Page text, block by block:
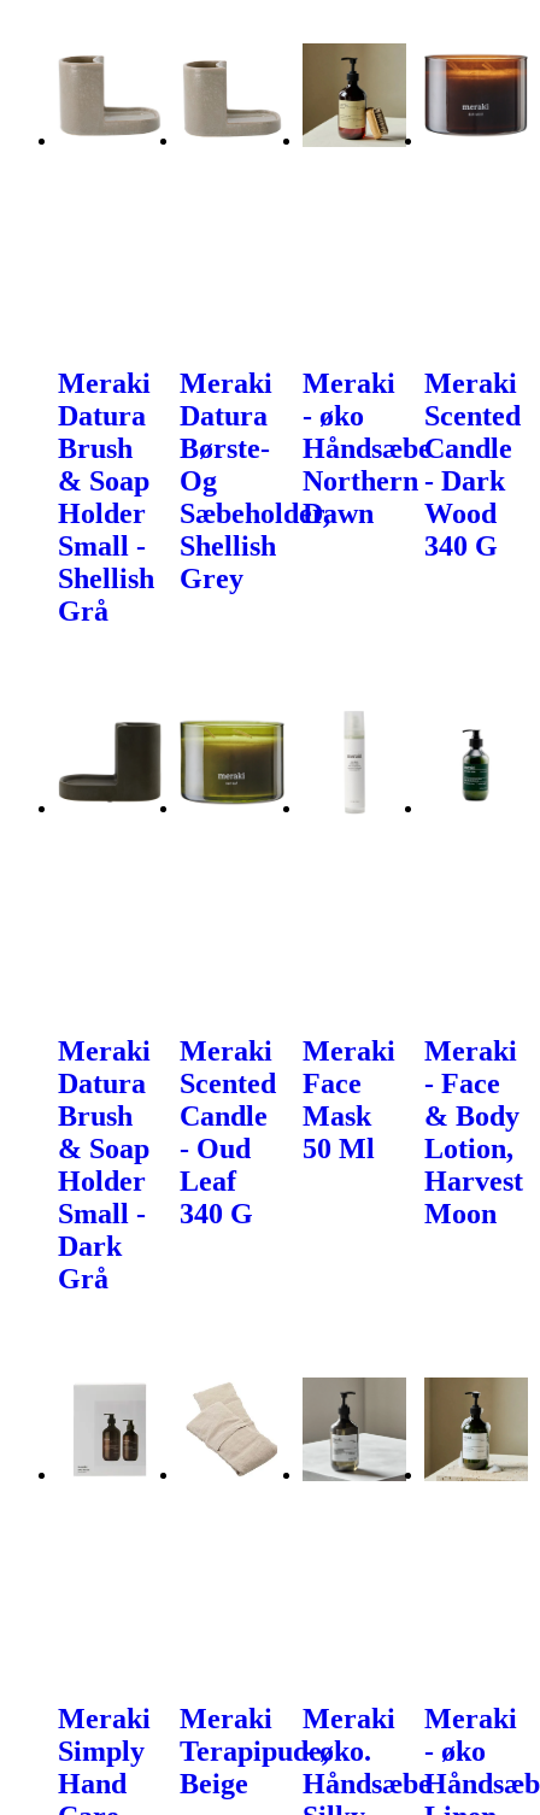
Meraki
Datura
Brush
& Soap
Holder
Small -
Shellish
Grå
Meraki
Datura
Børste-
Og
Sæbeholder,
Shellish
Grey
Meraki
- øko
Håndsæbe
Northern
Dawn
Meraki
Scented
Candle
- Dark
Wood
340 G
Meraki
Datura
Brush
& Soap
Holder
Small -
Dark
Grå
Meraki
Scented
Candle
- Oud
Leaf
340 G
Meraki
Face
Mask
50 Ml
Meraki
- Face
& Body
Lotion,
Harvest
Moon
Meraki
Simply
Hand
Meraki
Terapipude,
Beige
Meraki
- øko.
Håndsæbe
Meraki
- øko